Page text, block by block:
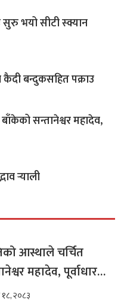
सुरु भयो सीटी स्क्यान
बन्दुकसहित पक्राउ
सन्तानेश्वर महादेव,
र्‍याली
आस्थाले चर्चित
महादेव, पूर्वाधार
१८, २०८३